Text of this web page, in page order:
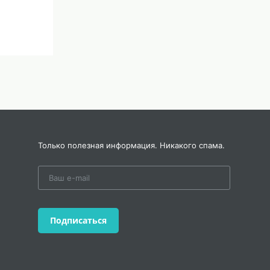
Только полезная информация. Никакого спама.
Подписаться